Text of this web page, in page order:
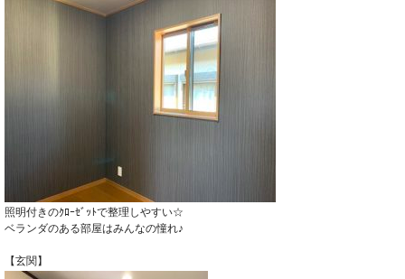
照明付きのｸﾛｰｾﾞｯﾄで整理しやすい☆
ベランダのある部屋はみんなの憧れ♪
【玄関】